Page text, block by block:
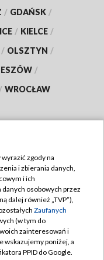
/ GDAŃSK /
/ KIELCE /
/ OLSZTYN /
/
/ WROCŁAW
zgody na
i zbierania danych,
i ich
osobowych przez
dalej również „TVP”),
Zaufanych
(w tym do
zainteresowań i
wskazujemy poniżej, a
PPID do Google.